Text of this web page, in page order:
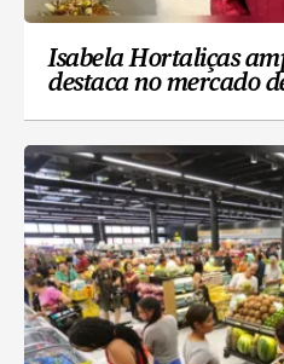
Isabela Hortaliças
destaca no mercado